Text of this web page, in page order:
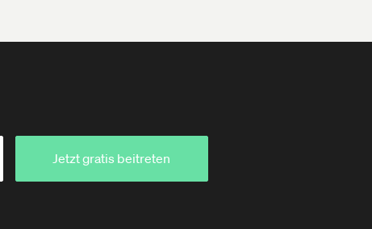
Jetzt gratis beitreten